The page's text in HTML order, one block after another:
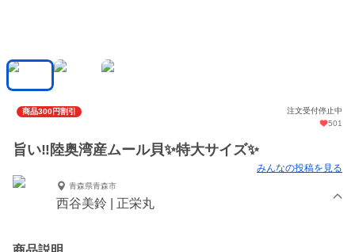
商品300円割引
注文受付停止中
501
旨い‼️陸奥湾産ムール貝✨️特大サイズ✨
みんなの投稿を見る
青森県青森市
西谷美鈴 | 正栄丸